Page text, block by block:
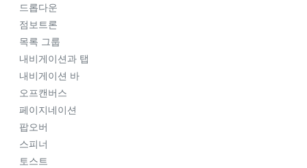
드롭다운
점보트론
목록 그룹
내비게이션과 탭
내비게이션 바
오프캔버스
페이지네이션
팝오버
스피너
토스트